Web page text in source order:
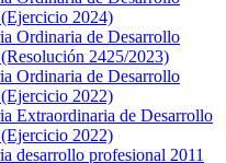
2024)
Ordinaria de Desarrollo
2425/2023)
Ordinaria de Desarrollo
2022)
Extraordinaria de Desarrollo
2022)
desarrollo profesional 2011